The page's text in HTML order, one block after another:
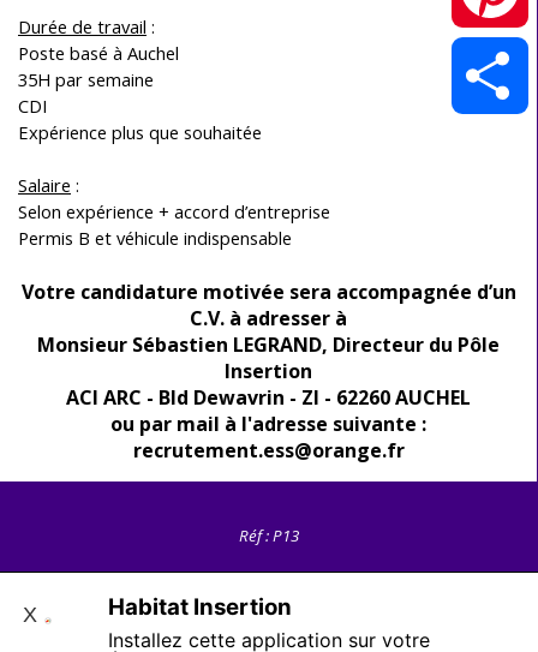
Durée de travail :
Poste basé à Auchel
35H par semaine
CDI
Expérience plus que souhaitée
Salaire :
Selon expérience + accord d’entreprise
Permis B et véhicule indispensable
Votre candidature motivée sera accompagnée d’un
C.V. à adresser à
Monsieur Sébastien LEGRAND, Directeur du Pôle
Insertion
ACI ARC - Bld Dewavrin - ZI - 62260 AUCHEL
ou par mail à l'adresse suivante :
recrutement.ess@orange.fr
Réf : P13
Pinterest
Habitat Insertion
Installez cette application sur votre
X